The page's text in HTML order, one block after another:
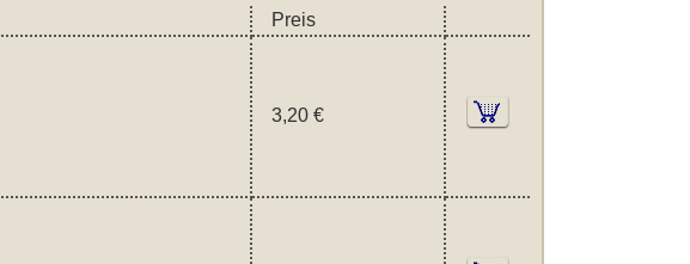
Preis
3,20 €